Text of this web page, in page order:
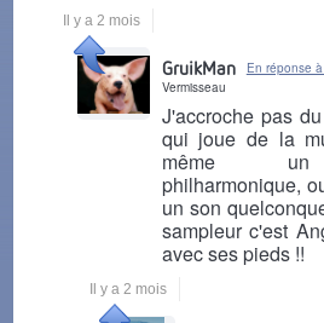
Il y a 2 mois
GruikMan
En réponse
Vermisseau
J'accroche pas
qui joue de la
même un
philharmonique,
un son
sampleur c'est
avec ses pieds !!
Il y a 2 mois